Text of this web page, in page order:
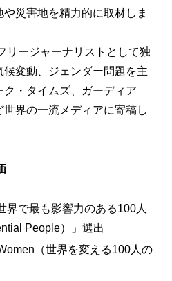
災害地を精力的に取材しま
リージャーナリストとして独
変動、ジェンダー問題を主
・タイムズ、ガーディア
界の一流メディアに寄稿し
で最も影響力のある100人
People）」選出
（世界を変える100人の